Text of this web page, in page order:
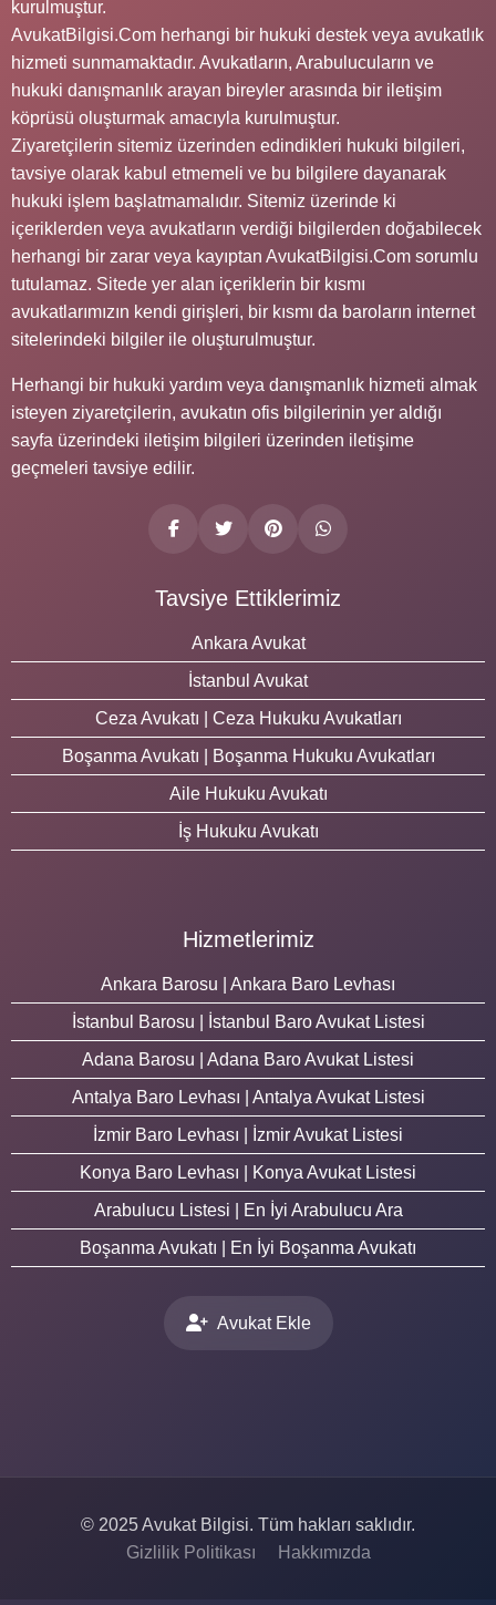
kurulmuştur.
AvukatBilgisi.Com herhangi bir hukuki destek veya avukatlık
hizmeti sunmamaktadır. Avukatların, Arabulucuların ve
hukuki danışmanlık arayan bireyler arasında bir iletişim
köprüsü oluşturmak amacıyla kurulmuştur.
Ziyaretçilerin sitemiz üzerinden edindikleri hukuki bilgileri,
tavsiye olarak kabul etmemeli ve bu bilgilere dayanarak
hukuki işlem başlatmamalıdır. Sitemiz üzerinde ki
içeriklerden veya avukatların verdiği bilgilerden doğabilecek
herhangi bir zarar veya kayıptan AvukatBilgisi.Com sorumlu
tutulamaz. Sitede yer alan içeriklerin bir kısmı
avukatlarımızın kendi girişleri, bir kısmı da baroların internet
sitelerindeki bilgiler ile oluşturulmuştur.
Herhangi bir hukuki yardım veya danışmanlık hizmeti almak
isteyen ziyaretçilerin, avukatın ofis bilgilerinin yer aldığı
sayfa üzerindeki iletişim bilgileri üzerinden iletişime
geçmeleri tavsiye edilir.
Tavsiye Ettiklerimiz
Ankara Avukat
İstanbul Avukat
Ceza Avukatı | Ceza Hukuku Avukatları
Boşanma Avukatı | Boşanma Hukuku Avukatları
Aile Hukuku Avukatı
İş Hukuku Avukatı
Hizmetlerimiz
Ankara Barosu | Ankara Baro Levhası
İstanbul Barosu | İstanbul Baro Avukat Listesi
Adana Barosu | Adana Baro Avukat Listesi
Antalya Baro Levhası | Antalya Avukat Listesi
İzmir Baro Levhası | İzmir Avukat Listesi
Konya Baro Levhası | Konya Avukat Listesi
Arabulucu Listesi | En İyi Arabulucu Ara
Boşanma Avukatı | En İyi Boşanma Avukatı
Avukat Ekle
© 2025 Avukat Bilgisi. Tüm hakları saklıdır.
Gizlilik Politikası
Hakkımızda